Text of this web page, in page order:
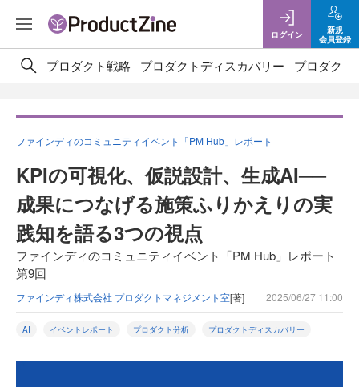
ログイン
新規
会員登録
プロダクト戦略 プロダクトディスカバリー プロダクト
ファインディのコミュニティイベント「PM Hub」レポート
KPIの可視化、仮説設計、生成AI──
成果につなげる施策ふりかえりの実
践知を語る3つの視点
ファインディのコミュニティイベント「PM Hub」レポート
第9回
ファインディ株式会社 プロダクトマネジメント室[著] 2025/06/27 11:00
AI イベントレポート プロダクト分析 プロダクトディスカバリー